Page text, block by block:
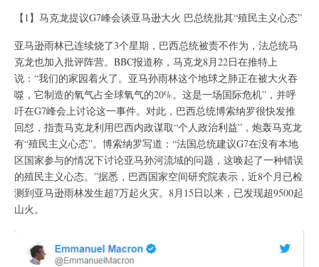
【1】马克龙提议G7峰会谈亚马逊大火 巴总统批其“殖民主义心态”
亚马逊雨林已连续烧了3个星期，巴西总统被责不作为，法总统马
克龙也加入批评阵营。BBC报道称，马克龙8月22日在推特上
说：“我们的家园着火了。亚马孙雨林这个地球之肺正在被大火吞
噬，它制造的氧气占全球氧气的20%。这是一场国际危机”，并呼
吁在G7峰会上讨论这一事件。对此，巴西总统博索纳罗很快发推
回怼，指责马克龙利用巴西内政谋取“个人政治利益”，炮轰马克龙
有“殖民主义心态”。博索纳罗写道：“法国总统建议G7在没有本地
区国家参与的情况下讨论亚马孙河流域的问题，这唤起了一种错误
的殖民主义心态。”据悉，巴西国家空间研究院表示，近8个月已检
测到亚马逊雨林发生超7万起火灾。8月15日以来，已发现超9500起
山火。